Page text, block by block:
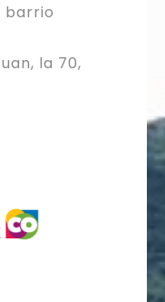
barrio
la 70,